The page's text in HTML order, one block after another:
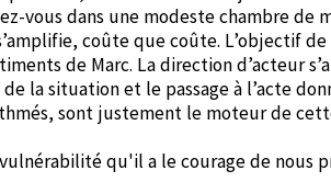
vous dans une modeste chambre de
coûte que coûte. L’objectif de
de Marc. La direction d’acteur
la situation et le passage à l’acte
sont justement le moteur de
qu'il a le courage de nous